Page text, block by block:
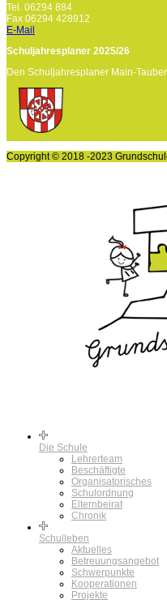
Tel. 06294 884
Fax 06294 428912
E-Mail
Schuljahresplaner 2025/26
Den Schuljahresplaner Main-
Copyright © 2018 -2023
Die Schule
Lehrerteam
Beschäftigte
Organisatorisches
Schulordnung
Elternbeirat
Chronik
Schulleben
Aktuelles
Betreuungsangebot
Schwerpunkte
Kooperationen
Projekte